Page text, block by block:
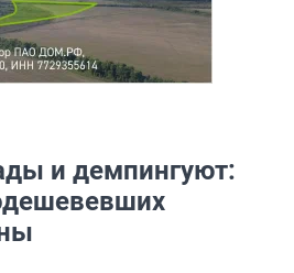
и демпингуют: